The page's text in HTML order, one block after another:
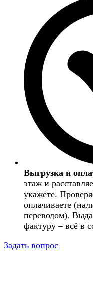
Выгрузка и
этаж и
укажете.
оплачиваете
переводом).
фактуру – всё в
Задать вопрос